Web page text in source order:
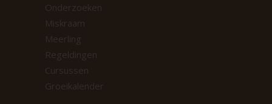
Onderzoeken
Miskraam
Meerling
Regeldingen
Cursussen
Groeikalender